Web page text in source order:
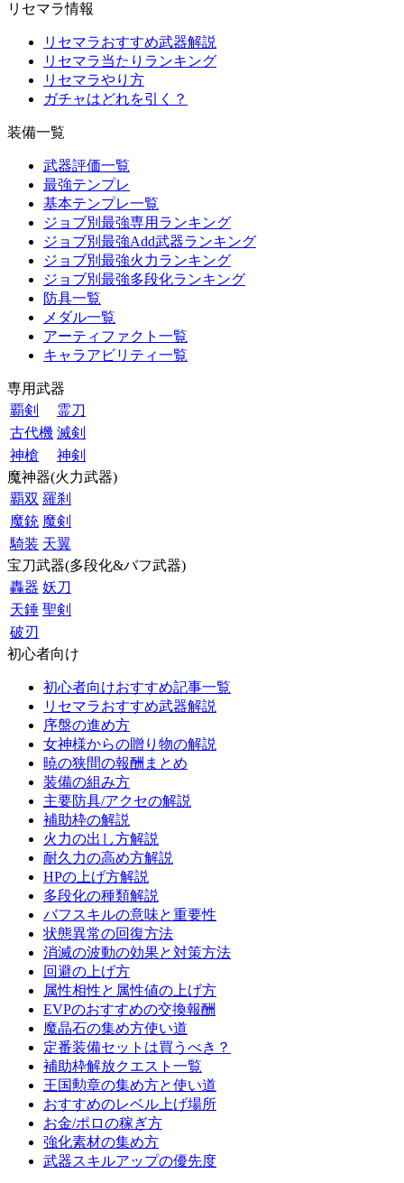
リセマラ情報
リセマラおすすめ武器解説
リセマラ当たりランキング
リセマラやり方
ガチャはどれを引く？
装備一覧
武器評価一覧
最強テンプレ
基本テンプレ一覧
ジョブ別最強専用ランキング
ジョブ別最強Add武器ランキング
ジョブ別最強火力ランキング
ジョブ別最強多段化ランキング
防具一覧
メダル一覧
アーティファクト一覧
キャラアビリティ一覧
専用武器
覇剣
霊刀
古代機 滅剣
神槍
神剣
魔神器(火力武器)
覇双 羅刹
魔銃 魔剣
騎装 天翼
宝刀武器(多段化&バフ武器)
轟器 妖刀
天錘 聖剣
破刃
初心者向け
初心者向けおすすめ記事一覧
リセマラおすすめ武器解説
序盤の進め方
女神様からの贈り物の解説
暁の狭間の報酬まとめ
装備の組み方
主要防具/アクセの解説
補助枠の解説
火力の出し方解説
耐久力の高め方解説
HPの上げ方解説
多段化の種類解説
バフスキルの意味と重要性
状態異常の回復方法
消滅の波動の効果と対策方法
回避の上げ方
属性相性と属性値の上げ方
EVPのおすすめの交換報酬
魔晶石の集め方使い道
定番装備セットは買うべき？
補助枠解放クエスト一覧
王国勲章の集め方と使い道
おすすめのレベル上げ場所
お金/ポロの稼ぎ方
強化素材の集め方
武器スキルアップの優先度